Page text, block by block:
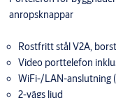
anropsknappar
Rostfritt stål V2A,
Video porttelefon
WiFi-/LAN-anslutning
2-vägs ljud